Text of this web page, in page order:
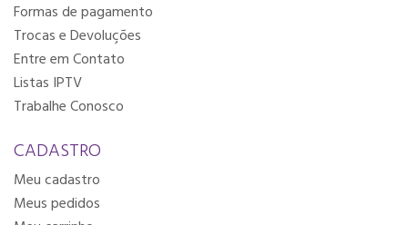
Formas de pagamento
Trocas e Devoluções
Entre em Contato
Listas IPTV
Trabalhe Conosco
CADASTRO
Meu cadastro
Meus pedidos